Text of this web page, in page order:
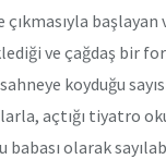
başlayan
ve çağdaş bir
koyduğu
açtığı tiyatro
olarak